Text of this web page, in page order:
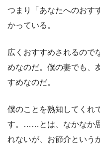
つまり「あなたへのおす
かっている。
広くおすすめされるので
めなのだ。僕の妻でも、
すめなのだ。
僕のことを熟知してくれ
す。……とは、なかなか
れないが、お節介という